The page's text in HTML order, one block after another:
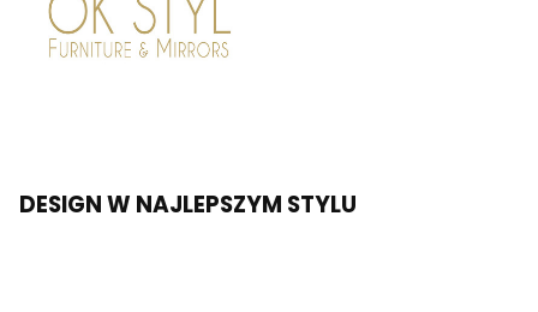
DESIGN W NAJLEPSZYM STYLU